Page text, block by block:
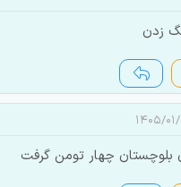
زدن
بلوچستان چهار تومن گرفت